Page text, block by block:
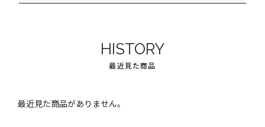
HISTORY
最近見た商品
最近見た商品がありません。